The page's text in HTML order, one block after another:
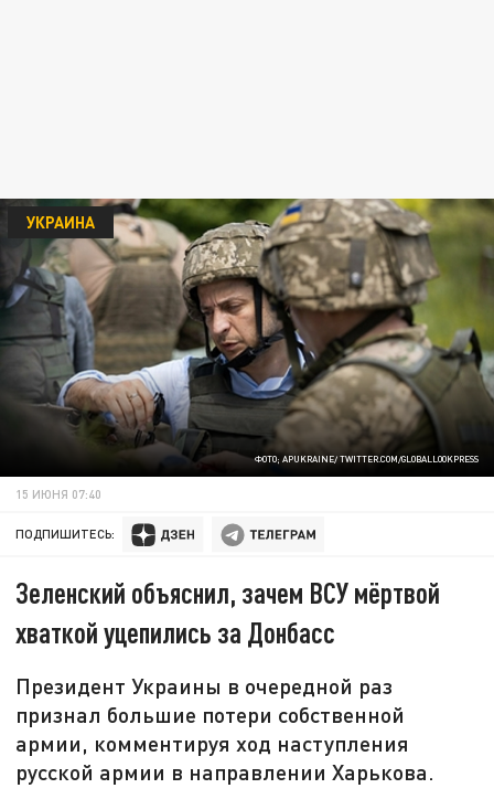
ФОТО; APUKRAINE/ TWITTER.COM/GLOBALLOOKPRESS
УКРАИНА
15 ИЮНЯ 07:40
ПОДПИШИТЕСЬ:
Зеленский объяснил, зачем ВСУ мёртвой
хваткой уцепились за Донбасс
Президент Украины в очередной раз
признал большие потери собственной
армии, комментируя ход наступления
русской армии в направлении Харькова.